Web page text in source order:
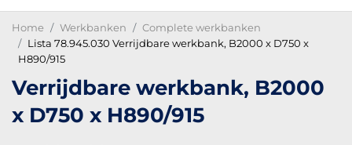
Home Werkbanken
Complete werkbanken
Lista 78.945.030 Verrijdbare werkbank, B2000 x D750 x
H890/915
Verrijdbare werkbank, B2000
x D750 x H890/915